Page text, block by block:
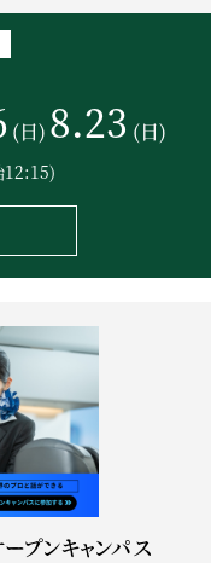
(日) 8.23 (日)
12:15)
プンキャンパス